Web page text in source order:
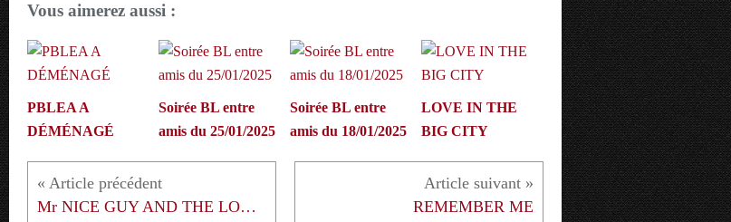
Vous aimerez aussi :
PBLEA A
DÉMÉNAGÉ
Soirée BL entre
amis du 25/01/2025
Soirée BL entre
amis du 18/01/2025
LOVE IN THE
BIG CITY
Mr NICE GUY AND THE LONELY MAN REMEMBER ME